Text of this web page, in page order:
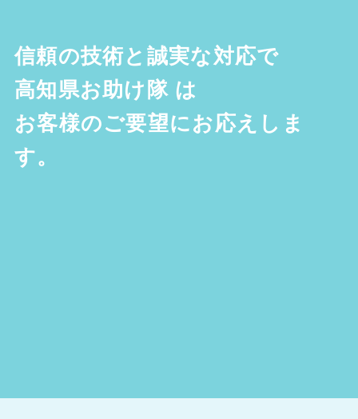
信頼の技術と誠実な対応で
高知県お助け隊 は
お客様のご要望にお応えしま
す。